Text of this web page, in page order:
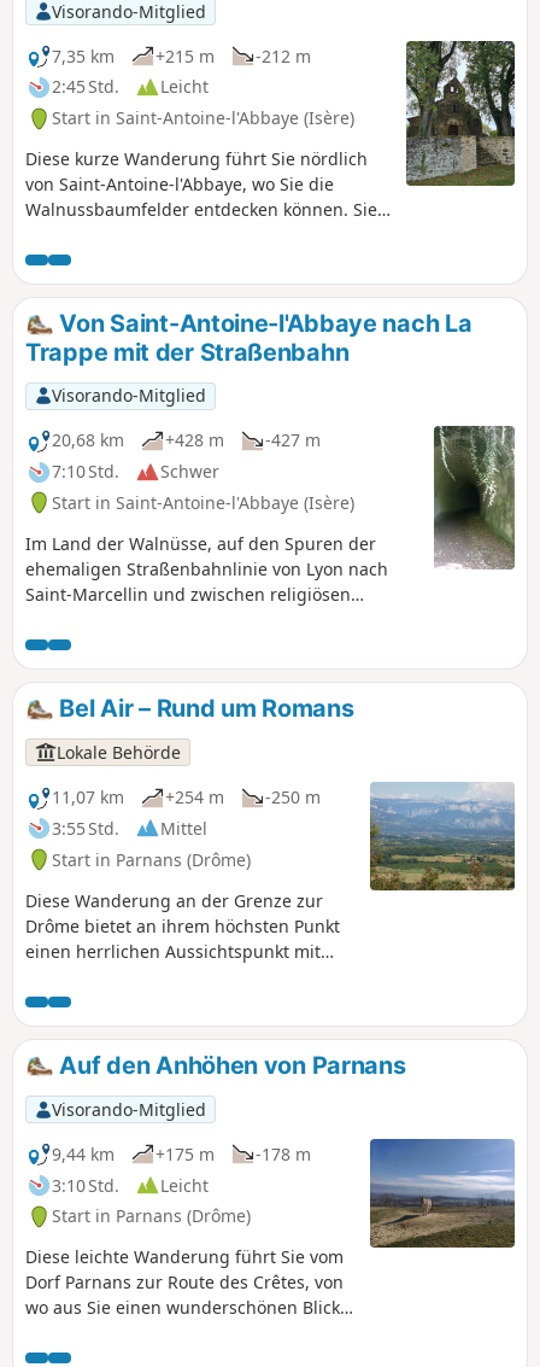
Visorando-Mitglied
7,35 km
+215 m
-212 m
2:45 Std.
Leicht
Start in Saint-Antoine-l'Abbaye (Isère)
Diese kurze Wanderung führt Sie nördlich
von Saint-Antoine-l'Abbaye, wo Sie die
Walnussbaumfelder entdecken können. Sie
Die Kapelle Saint-Jean le Fromental ist recht
groß und beherbergt einen kleinen, sehr
alten Friedhof. Der Rückweg führt Sie direkt
zur Abtei, wie die Pilger aus der Zeit des
„brennenden Leidens“. Sie können die
Wanderung, die Stadtbesichtigung und die
Besichtigung der Sehenswürdigkeiten an
einem Tag unternehmen, wenn Sie früh
genug am Morgen ankommen.
Von Saint-Antoine-l'Abbaye nach La
Trappe mit der Straßenbahn
Visorando-Mitglied
20,68 km
+428 m
-427 m
7:10 Std.
Schwer
Start in Saint-Antoine-l'Abbaye (Isère)
Im Land der Walnüsse, auf den Spuren der
ehemaligen Straßenbahnlinie von Lyon nach
Saint-Marcellin und zwischen religiösen
Gebirgsmassive Chartreuse, Vercors und
Mézenc.
Bel Air – Rund um Romans
Lokale Behörde
11,07 km
+254 m
-250 m
3:55 Std.
Mittel
Start in Parnans (Drôme)
Diese Wanderung an der Grenze zur
Drôme bietet an ihrem höchsten Punkt
einen herrlichen Aussichtspunkt mit
Vercors, die Ebene von Romans und die
Berge der Ardèche.
Auf den Anhöhen von Parnans
Visorando-Mitglied
9,44 km
+175 m
-178 m
3:10 Std.
Leicht
Start in Parnans (Drôme)
Diese leichte Wanderung führt Sie vom
Dorf Parnans zur Route des Crêtes, von
wo aus Sie einen wunderschönen Blick
Bergkette bis zum Veymont, das Isère-